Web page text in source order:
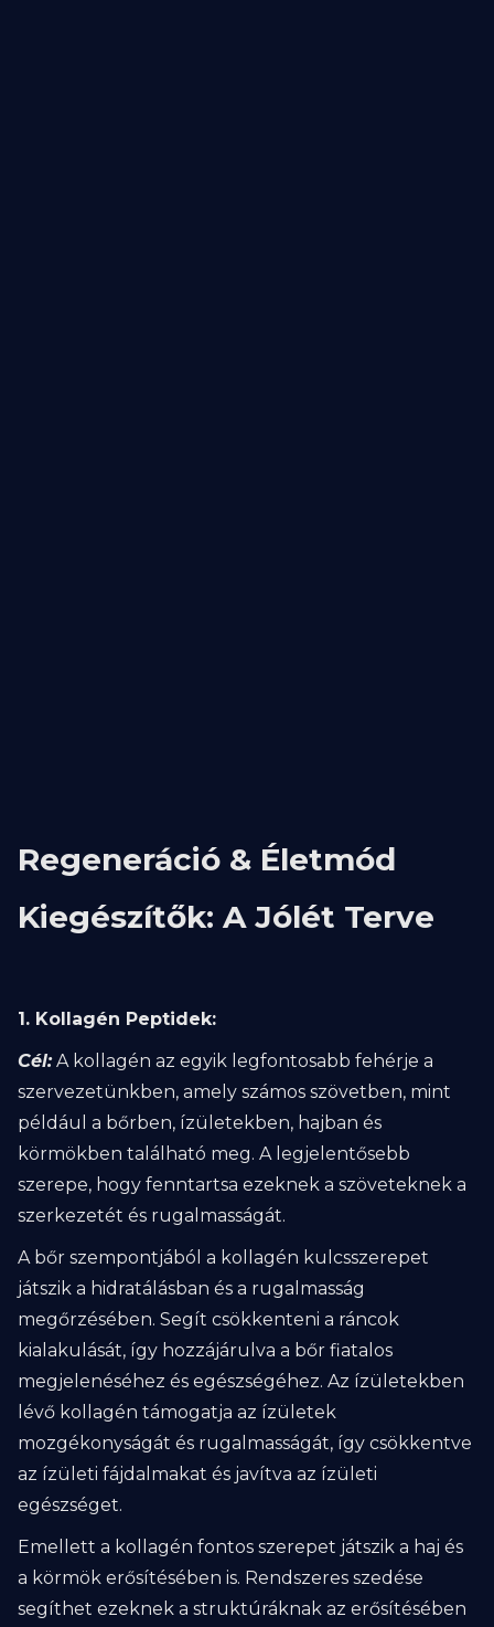
Regeneráció & Életmód
Kiegészítők: A Jólét Terve
1. Kollagén Peptidek:
Cél:A kollagén az egyik legfontosabb fehérje a
szervezetünkben, amely számos szövetben, mint
például a bőrben, ízületekben, hajban és
körmökben található meg. A legjelentősebb
szerepe, hogy fenntartsa ezeknek a szöveteknek a
szerkezetét és rugalmasságát.
A bőr szempontjából a kollagén kulcsszerepet
játszik a hidratálásban és a rugalmasság
megőrzésében. Segít csökkenteni a ráncok
kialakulását, így hozzájárulva a bőr fiatalos
megjelenéséhez és egészségéhez. Az ízületekben
lévő kollagén támogatja az ízületek
mozgékonyságát és rugalmasságát, így csökkentve
az ízületi fájdalmakat és javítva az ízületi
egészséget.
Emellett a kollagén fontos szerepet játszik a haj és
a körmök erősítésében is. Rendszeres szedése
segíthet ezeknek a struktúráknak az erősítésében